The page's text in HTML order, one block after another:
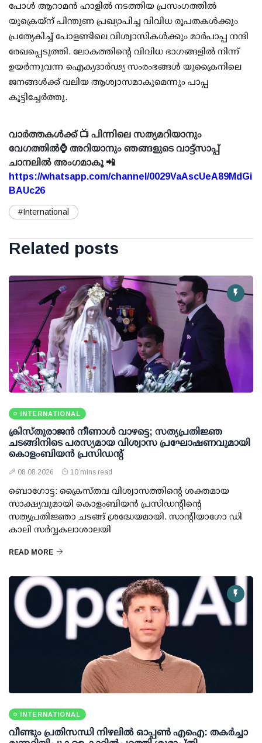
പോൾ ആറാമൻ ഹാളിൽ നടത്തിയ പ്രസംഗത്തിൽ
യുക്രെയ്ന് പിന്തുണ പ്രഖ്യാപിച്ച വിവിധ രൂപതകൾക്കും
പ്രത്യേകിച്ച് പോളണ്ടിലെ വിശ്വാസികൾക്കും മാർപാപ്പ നന്ദി
രേഖപ്പെടുത്തി. ലോകത്തിന്റെ വിവിധ ഭാഗങ്ങളിൽ നിന്ന്
ഉയർന്നുവന്ന ഐക്യദാർഢ്യ സംരംഭങ്ങൾ യുക്രൈനിലെ
ജനങ്ങൾക്ക് വലിയ ആശ്വാസമാകുമെന്നും പാപ്പ
കൂട്ടിച്ചേർത്തു.
വാർത്തകൾക്ക് 📺 പിന്നിലെ സത്യമറിയാനും
വേഗത്തിൽ⌚ അറിയാനും ഞങ്ങളുടെ വാട്ട്സാപ്പ്
ചാനലിൽ അംഗമാകൂ 📲
https://whatsapp.com/channel/0029VaAscUeA89MdGi
BAUc26
#International
Related posts
INTERNATIONAL
ക്രിസ്തുരാജൻ നീണാൾ വാഴട്ടെ; സത്യപ്രതിജ്ഞ
ചടങ്ങിനിടെ പരസ്യമായ വിശ്വാസ പ്രഘോഷണവുമായി
കൊളംബിയൻ പ്രസിഡന്റ്
08 08 2026 10 mins read
ബൊഗോട്ട: ക്രൈസ്തവ വിശ്വാസത്തിന്റെ ശക്തമായ
സാക്ഷ്യവുമായി കൊളംബിയൻ പ്രസിഡന്റിന്റെ
സത്യപ്രതിജ്ഞാ ചടങ്ങ് ശ്രദ്ധേയമായി. സാന്റിയാഗോ ഡി
കാലി സർവ്വകലാശാലയി
READ MORE
INTERNATIONAL
വീണ്ടും പ്രതിസന്ധി നിഴലില്‍ ഓപ്പണ്‍ എഐ: തകര്‍ച്ചാ